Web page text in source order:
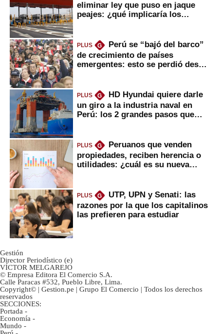
eliminar ley que puso en jaque
peajes: ¿qué implicaría los
PLUS G
Perú se “bajó del barco”
de crecimiento de países
emergentes: esto se perdió desde
PLUS G
HD Hyundai quiere darle
un giro a la industria naval en
Perú: los 2 grandes pasos que
PLUS G
Peruanos que venden
propiedades, reciben herencia o
utilidades: ¿cuál es su nueva
PLUS G
UTP, UPN y Senati: las
razones por la que los capitalinos
las prefieren para estudiar
Gestión
Director Periodístico (e)
VÍCTOR MELGAREJO
© Empresa Editora El Comercio S.A.
Calle Paracas #532, Pueblo Libre, Lima.
Copyright© | Gestion.pe | Grupo El Comercio | Todos los derechos
reservados
SECCIONES:
Portada -
Economía -
Mundo -